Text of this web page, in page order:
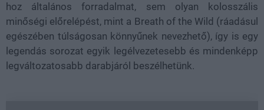
hoz általános forradalmat, sem olyan kolosszális
minőségi előrelépést, mint a Breath of the Wild (ráadásul
egészében túlságosan könnyűnek nevezhető), így is egy
legendás sorozat egyik legélvezetesebb és mindenképp
legváltozatosabb darabjáról beszélhetünk.